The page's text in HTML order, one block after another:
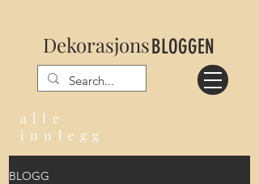
DekorasjonsBLOGGEN
alle
innlegg
BLOGG